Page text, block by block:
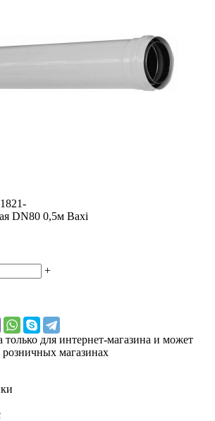
DN80 0,5м Baxi
+
только для интернет-магазина и может
розничных магазинах